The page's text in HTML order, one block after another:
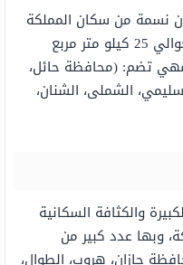
نسمة من سكان المملكة
العربية السُّعُودية، وتبلغ مساحتها حوالي 25 كيلو متر مربع
فهي تضم: (محافظة حائل،
الشملى، الشنان،
والكثافة السكانية
وبها عدد كبير من
جازان، هروب، الطوال،